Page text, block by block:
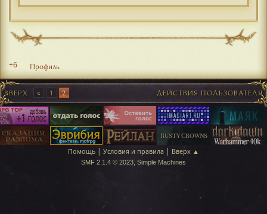
+6 Профиль
ВВЕРХ 1 2 ДЕЙСТВИЯ ПОЛЬЗОВАТЕЛЯ
Помощь | Условия и правила | Вверх ▲
SMF 2.1.4 © 2023, Simple Machines